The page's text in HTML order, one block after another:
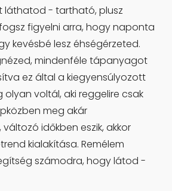
láthatod - tartható, plusz
figyelni arra, hogy naponta
kevésbé lesz éhségérzeted.
mindenféle tápanyagot
ez által a kiegyensúlyozott
olyan voltál, aki reggelire csak
meg akár
időkben eszik, akkor
kialakítása. Remélem
számodra, hogy látod -